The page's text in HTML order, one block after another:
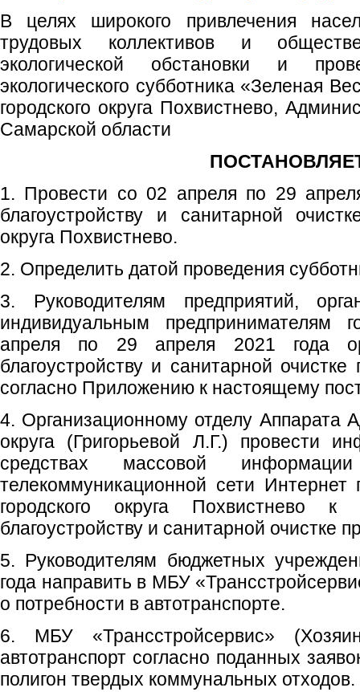
В целях широкого привлечения
трудовых коллективов и
экологической обстановки и
экологического субботника «Зеленая
городского округа Похвистнево,
Самарской области
1. Провести со 02 апреля по 29
благоустройству и санитарной
округа Похвистнево.
2. Определить датой проведения
3. Руководителям предприятий,
индивидуальным предпринимателям
апреля по 29 апреля 2021 года
благоустройству и санитарной
согласно Приложению к настоящему
4. Организационному отделу Аппарата
округа (Григорьевой Л.Г.) провести
средствах массовой
телекоммуникационной сети
городского округа Похвистнево
благоустройству и санитарной очистке
5. Руководителям бюджетных
года направить в МБУ
о потребности в автотранспорте.
6. МБУ «Трансстройсервис»
автотранспорт согласно поданных
полигон твердых коммунальных отходов.